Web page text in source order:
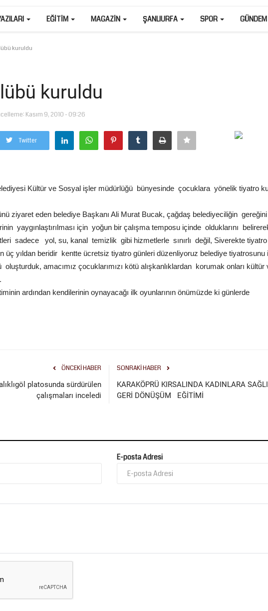
EĞITIM MAGAZIN ŞANLIURFA SPOR GÜNDEM
kuruldu
kuruldu
Kasım 9, 2010 - 09:26
Twitter
Kültür ve Sosyal işler müdürlüğü bünyesinde çocuklara yönelik tiyatro
ziyaret eden belediye Başkanı Ali Murat Bucak, çağdaş belediyeciliğin
yaygınlaştırılması için yoğun bir çalışma temposu içinde olduklarını
sadece yol, su, kanal temizlik gibi hizmetlerle sınırlı değil, Siverekte tiyatro
üç yıldan beridir kentte ücretsiz tiyatro günleri düzenliyoruz belediye tiyatrosunu
amacımız çocuklarımızı kötü alışkanlıklardan korumak onları kültür
ardından kendilerinin oynayacağı ilk oyunlarının önümüzde ki günlerde
ÖNCEKI HABER
platosunda sürdürülen
çalışmaları inceledi
SONRAKI HABER
KARAKÖPRÜ KIRSALINDA KADINLARA
GERİ DÖNÜŞÜM EĞİTİMİ
E-posta Adresi